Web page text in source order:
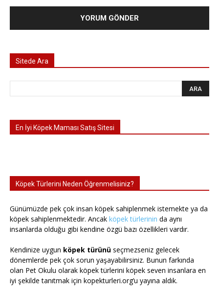
Sitede Ara
En İyi Köpek Maması Satış Sitesi
Köpek Türlerini Neden Öğrenmelisiniz?
Günümüzde pek çok insan köpek sahiplenmek istemekte ya da
köpek sahiplenmektedir. Ancak köpek türlerinin da aynı
insanlarda olduğu gibi kendine özgü bazı özellikleri vardır.
Kendinize uygun köpek türünü seçmezseniz gelecek
dönemlerde pek çok sorun yaşayabilirsiniz. Bunun farkında
olan Pet Okulu olarak köpek türlerini köpek seven insanlara en
iyi şekilde tanıtmak için kopekturleri.org’u yayına aldık.